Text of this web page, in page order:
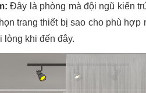
Đây là phòng mà đội ngũ kiến
trang thiết bị sao cho phù
lòng khi đến đây.